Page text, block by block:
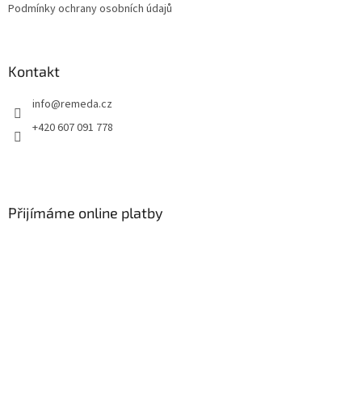
Podmínky ochrany osobních údajů
Kontakt
info@remeda.cz
+420 607 091 778
Přijímáme online platby